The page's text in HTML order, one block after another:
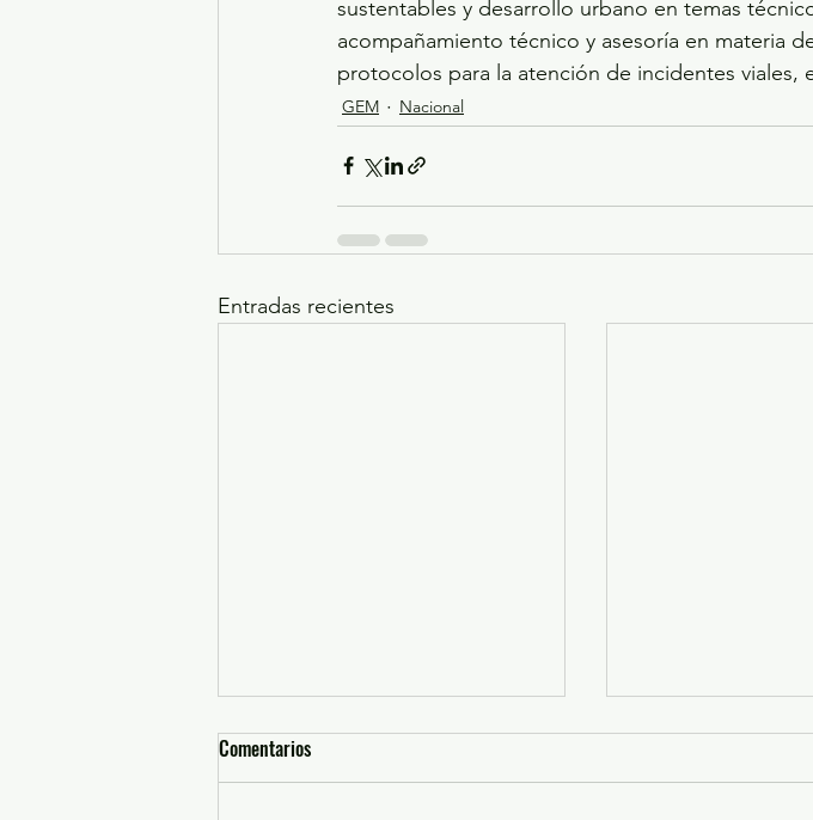
sustentables y desarrollo urbano en temas
acompañamiento técnico y asesoría en materia
protocolos para la atención de incidentes viales,
GEM Nacional
Entradas recientes
Comentarios